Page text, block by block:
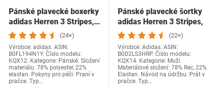
Pánské plavecké boxerky
adidas Herren 3 Stripes,…
(24×)
Výrobce: adidas. ASIN:
B0FL194N1Y. Číslo modelu:
KQX12. Kategorie: Pánské. Složení
materiálu: 78% polyester, 22%
elastan. Pokyny pro péči: Praní v
pračce. Typ…
Pánské plavecké šortky
adidas Herren 3 Stripes,
černé/bílé,…
(22×)
Výrobce: Adidas. ASIN:
B0D2LS3HRP. Číslo modelu:
KQX14. Kategorie: Muži.
Materiálové složení: 78% Rec, 22%
Elastan. Návod na údržbu: Prát v
pračce. Typ…